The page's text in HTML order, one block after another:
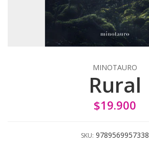
MINOTAURO
Rural
$19.900
SKU: 9789569957338